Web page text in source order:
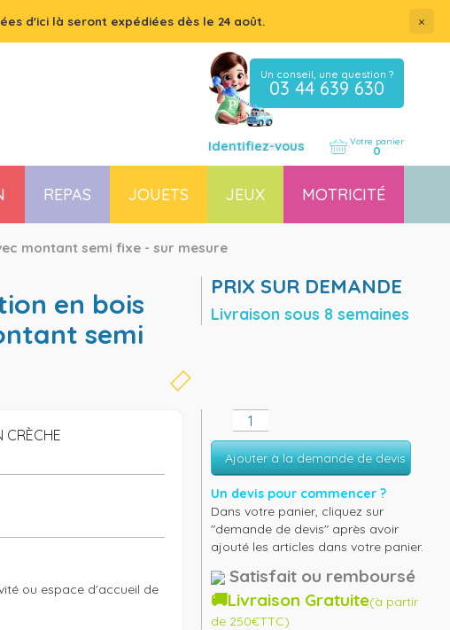
d'ici là seront expédiées dès le 24 août. ×
Un conseil, une question ?
03 44 639 630
Identifiez-vous Votre panier
0
REPAS JOUETS JEUX MOTRICITÉ
montant semi fixe - sur mesure
semi
PRIX SUR DEMANDE
Livraison sous 8 semaines
CRÈCHE
ou espace d'accueil de
Ajouter à la demande de devis
Un devis pour commencer ?
Dans votre panier, cliquez sur
"demande de devis" après avoir
ajouté les articles dans votre panier.
Satisfait ou remboursé
🚚Livraison Gratuite(à partir
de 250€TTC)